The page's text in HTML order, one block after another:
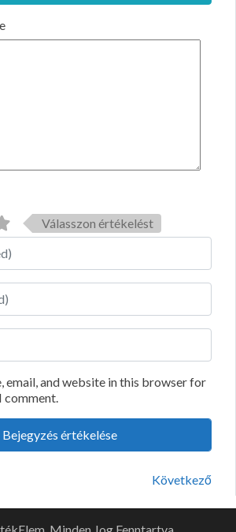
Válasszon értékelést
email, and website in this browser for
comment.
Következő
Minden Jog Fenntartva.